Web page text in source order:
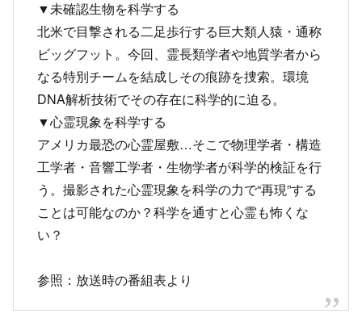
▼未確認生物を科学する
北米で目撃される二足歩行する巨大類人猿・通称
ビッグフット。今回、霊長類学者や地質学者から
なる特別チームを結成しその痕跡を捜索。環境
DNA解析技術でその存在に科学的に迫る。
▼心霊現象を科学する
アメリカ最恐の心霊屋敷…そこで物理学者・構造
工学者・音響工学者・生物学者が科学的検証を行
う。撮影された心霊現象を科学の力で“再現”する
ことは可能なのか？科学を通すと心霊も怖くな
い？
参照：放送時の番組表より